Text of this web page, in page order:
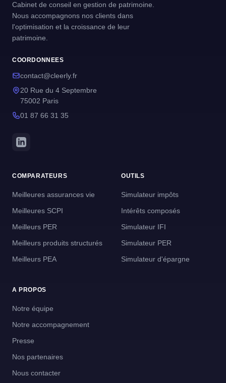
Cabinet de conseil en gestion de patrimoine.
Nous accompagnons nos clients dans
l'optimisation et la croissance de leur
patrimoine.
COORDONNEES
contact@cleerly.fr
20 Rue du 4 Septembre
75002 Paris
01 87 66 31 35
COMPARATEURS
Meilleures assurances vie
Meilleures SCPI
Meilleurs PER
Meilleurs produits structurés
Meilleurs PEA
OUTILS
Simulateur impôts
Intérêts composés
Simulateur IFI
Simulateur PER
Simulateur d'épargne
A PROPOS
Notre équipe
Notre accompagnement
Presse
Nos partenaires
Nous contacter